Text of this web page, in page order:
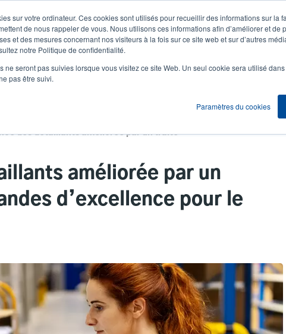
sur votre ordinateur. Ces cookies sont utilisés pour recueillir des informations sur la
de nous rappeler de vous. Nous utilisons ces informations afin d’améliorer et de
et des mesures concernant nos visiteurs à la fois sur ce site web et sur d’autres
notre Politique de confidentialité.
ne seront pas suivies lorsque vous visitez ce site Web. Un seul cookie sera utilisé
pas être suivi.
Paramètres du cookies
User
account
Actualités et événements Société
L’expérience des détaillants améliorée par un traitement des commandes d’excellence pour le groupe Weyco
améliorée par un
d’excellence pour le